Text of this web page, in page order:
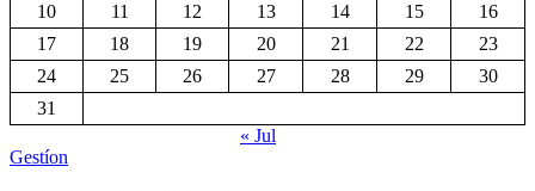
10
11 12 13 14 15
16
17
18 19 20 21 22
23
24
25 26 27 28 29
30
31
« Jul
Gestíon